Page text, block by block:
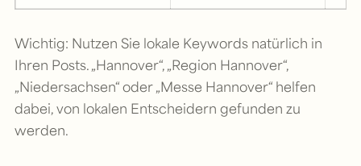
Wichtig: Nutzen Sie lokale Keywords natürlich in
Ihren Posts. „Hannover“, „Region Hannover“,
„Niedersachsen“ oder „Messe Hannover“ helfen
dabei, von lokalen Entscheidern gefunden zu
werden.